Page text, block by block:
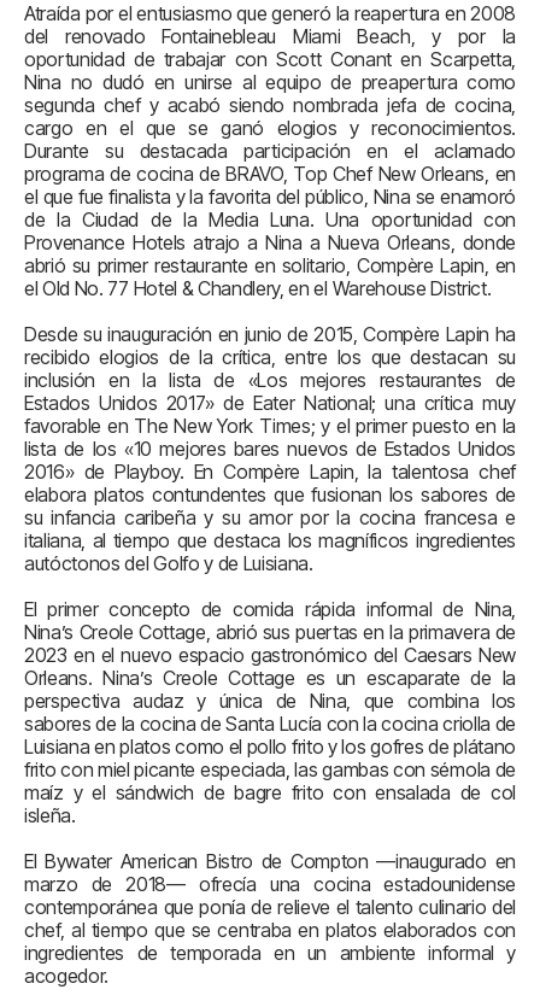
Atraída por el entusiasmo que generó la reapertura en 2008
del renovado Fontainebleau Miami Beach, y por la
oportunidad de trabajar con Scott Conant en Scarpetta,
Nina no dudó en unirse al equipo de preapertura como
segunda chef y acabó siendo nombrada jefa de cocina,
cargo en el que se ganó elogios y reconocimientos.
Durante su destacada participación en el aclamado
programa de cocina de BRAVO, Top Chef New Orleans, en
el que fue finalista y la favorita del público, Nina se enamoró
de la Ciudad de la Media Luna. Una oportunidad con
Provenance Hotels atrajo a Nina a Nueva Orleans, donde
abrió su primer restaurante en solitario, Compère Lapin, en
el Old No. 77 Hotel & Chandlery, en el Warehouse District.
Desde su inauguración en junio de 2015, Compère Lapin ha
recibido elogios de la crítica, entre los que destacan su
inclusión en la lista de «Los mejores restaurantes de
Estados Unidos 2017» de Eater National; una crítica muy
favorable en The New York Times; y el primer puesto en la
lista de los «10 mejores bares nuevos de Estados Unidos
2016» de Playboy. En Compère Lapin, la talentosa chef
elabora platos contundentes que fusionan los sabores de
su infancia caribeña y su amor por la cocina francesa e
italiana, al tiempo que destaca los magníficos ingredientes
autóctonos del Golfo y de Luisiana.
El primer concepto de comida rápida informal de Nina,
Nina’s Creole Cottage, abrió sus puertas en la primavera de
2023 en el nuevo espacio gastronómico del Caesars New
Orleans. Nina’s Creole Cottage es un escaparate de la
perspectiva audaz y única de Nina, que combina los
sabores de la cocina de Santa Lucía con la cocina criolla de
Luisiana en platos como el pollo frito y los gofres de plátano
frito con miel picante especiada, las gambas con sémola de
maíz y el sándwich de bagre frito con ensalada de col
isleña.
El Bywater American Bistro de Compton —inaugurado en
marzo de 2018— ofrecía una cocina estadounidense
contemporánea que ponía de relieve el talento culinario del
chef, al tiempo que se centraba en platos elaborados con
ingredientes de temporada en un ambiente informal y
acogedor.